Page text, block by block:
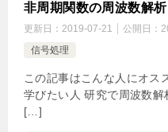
非周期関数の周波数解
更新日： 2019-07-21 公開日：
信号処理
この記事はこんな人にオス
学びたい人 研究で周波数
[…]